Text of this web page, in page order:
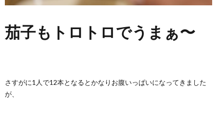
茄子もトロトロでうまぁ〜
さすがに1人で12本となるとかなりお腹いっぱいになってきました
が、